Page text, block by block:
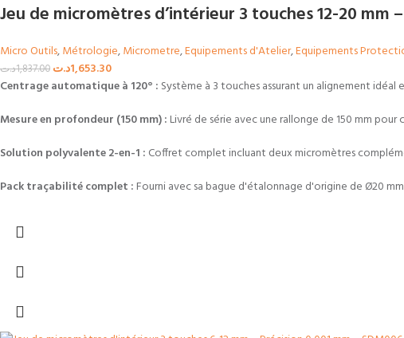
Jeu de micromètres d’intérieur 3 touches 12-20 mm
Micro Outils,Métrologie,Micrometre,Equipements d'Atelier,Equipements
1,837.00د.ت 1,653.30د.ت
Centrage automatique à 120° : Système à 3 touches assurant un alignement
Mesure en profondeur (150 mm) :Livré de série avec une rallonge de 150 mm
Solution polyvalente 2-en-1 : Coffret complet incluant deux micromètres
Pack traçabilité complet :Fourni avec sa bague d'étalonnage d'origine de Ø20